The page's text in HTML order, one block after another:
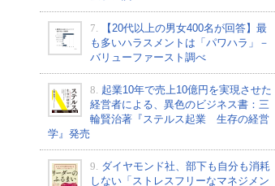
7.
【20代以上の男女400名が回答】最
も多いハラスメントは「パワハラ」－
バリューファースト調べ
8. 起業10年で売上10億円を実現させた
経営者による、異色のビジネス書：三
輪賢治著『ステルス起業 生存の経営
学』発売
9. ダイヤモンド社、部下も自分も消耗
しない「ストレスフリーなマネジメン